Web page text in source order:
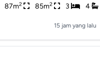
87m2 85m2 3 4
15 jam yang lalu